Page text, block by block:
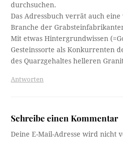
durchsuchen.
Das Adressbuch verrät auch
Branche der
Mit etwas Hintergrundwissen
Gesteinssorte als Konkurrenten
des Quarzgehaltes helleren
Antworten
Schreibe einen Kommentar
Deine E-Mail-Adresse wird nicht